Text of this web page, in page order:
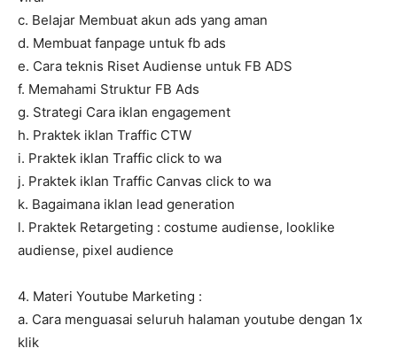
c. Belajar Membuat akun ads yang aman
d. Membuat fanpage untuk fb ads
e. Cara teknis Riset Audiense untuk FB ADS
f. Memahami Struktur FB Ads
g. Strategi Cara iklan engagement
h. Praktek iklan Traffic CTW
i. Praktek iklan Traffic click to wa
j. Praktek iklan Traffic Canvas click to wa
k. Bagaimana iklan lead generation
l. Praktek Retargeting : costume audiense, looklike
audiense, pixel audience
4. Materi Youtube Marketing :
a. Cara menguasai seluruh halaman youtube dengan 1x
klik